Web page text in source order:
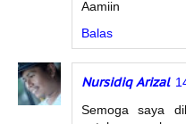
Aamiin
Balas
Nursidiq Arizal
Semoga saya